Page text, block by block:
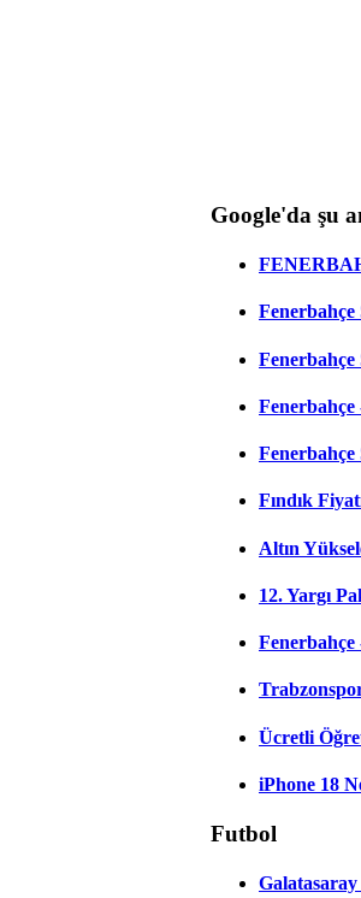
Google'da şu
Fenerbahçe
Fenerbahçe
Fındık
Altın
12. Yargı
Ücretli
iPhone 18
Futbol